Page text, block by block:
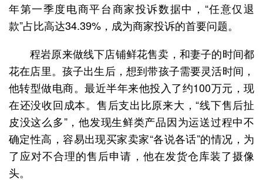
年第一季度电商平台商家投诉数据中，“任意仅退
款”占比高达34.39%，成为商家投诉的首要问题。
程岩原来做线下店铺鲜花售卖，和妻子的时间都
花在店里。孩子出生后，想到带孩子需要灵活时间，
他转型做电商。最近半年来他投入了约100万元，现
在还没收回成本。售后支出比原来大，“线下售后扯
皮没这么多”，他发现生鲜类产品因为运送过程中不
确定性高，容易出现买家卖家“各说各话”的情况，为
了应对不合理的售后申请，他在发货仓库装了摄像
头。